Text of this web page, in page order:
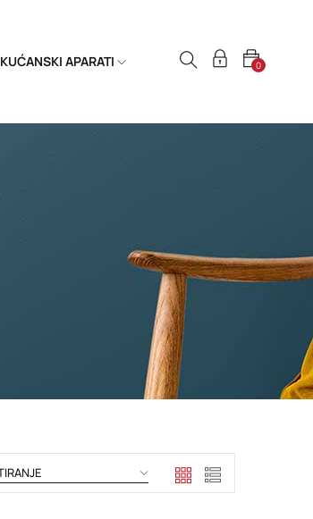
KUĆANSKI APARATI 0